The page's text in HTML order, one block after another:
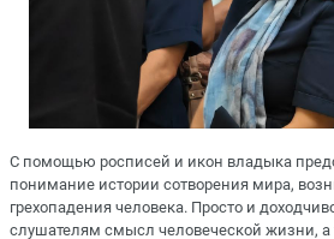
С помощью росписей и икон владыка
понимание истории сотворения мира,
грехопадения человека. Просто и
слушателям смысл человеческой жизни, а